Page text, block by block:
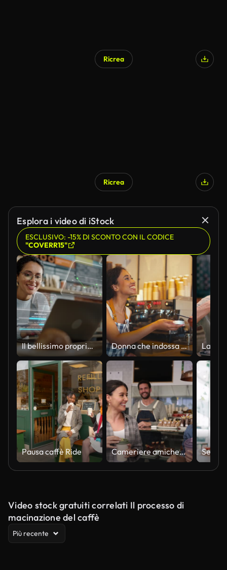
Ricrea
Ricrea
Esplora i video di iStock
ESCLUSIVO: -15% DI SCONTO CON IL CODICE
"COVERR15"
Il bellissimo proprietario della caffetteria Latina sta lavorando sul computer portatile e controllando l'inventario in un accogliente caffè. Restaurant Manager Navigando in Internet e chattando con gli amici. Concetto di realtà aumentata VFX. Donna che indossa il grembiule dietro il bancone che prende il pagamento con carta contactless dal cliente in una caffetteria o in un bar - girato al rallentatore
Pausa caffè Ride Cameriere amichevole che consegna un ordine da asporto alle amiche in una panetteria
Video stock gratuiti correlati Il processo di
macinazione del caffè
Più recente